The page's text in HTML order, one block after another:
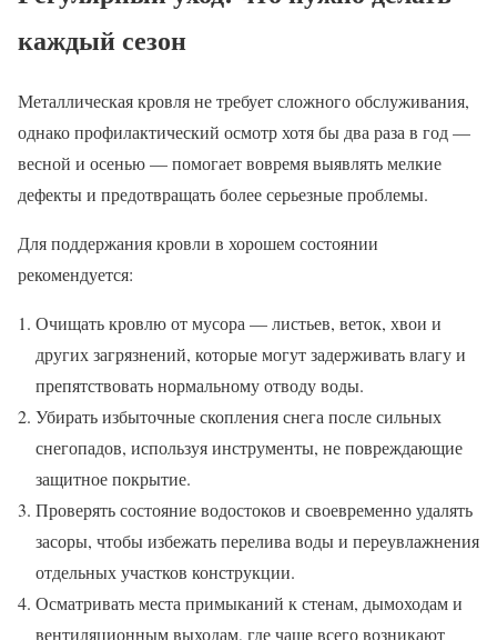
каждый сезон
Металлическая кровля не требует сложного обслуживания,
однако профилактический осмотр хотя бы два раза в год —
весной и осенью — помогает вовремя выявлять мелкие
дефекты и предотвращать более серьезные проблемы.
Для поддержания кровли в хорошем состоянии
рекомендуется:
Очищать кровлю от мусора — листьев, веток, хвои и
других загрязнений, которые могут задерживать влагу и
препятствовать нормальному отводу воды.
Убирать избыточные скопления снега после сильных
снегопадов, используя инструменты, не повреждающие
защитное покрытие.
Проверять состояние водостоков и своевременно удалять
засоры, чтобы избежать перелива воды и переувлажнения
отдельных участков конструкции.
Осматривать места примыканий к стенам, дымоходам и
вентиляционным выходам, где чаще всего возникают